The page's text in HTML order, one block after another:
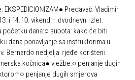
Predavač: Vladimir
i 14.10. vikend – dvodnevni izlet:
početku dana:○ subota: kako će biti
dana ponavljanje sa instruktorima u
Bernard○ nedjelja: rjeđe korišteni
kočnica● vježbe:○ penjanje dugih
penjanje dugih smjerova